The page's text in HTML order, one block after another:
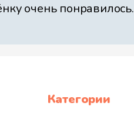
очень понравилось.
Категории